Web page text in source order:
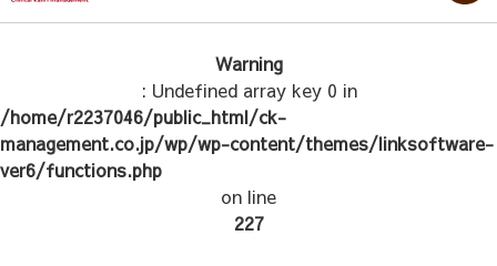
Warning
: Undefined array key 0 in
/home/r2237046/public_html/ck-
management.co.jp/wp/wp-content/themes/linksoftware-
ver6/functions.php
on line
227